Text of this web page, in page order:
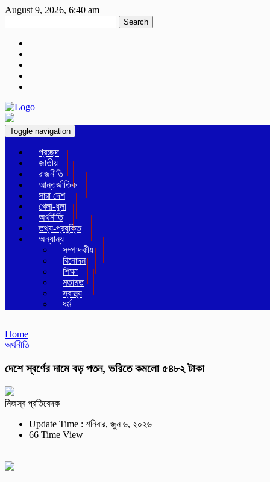
August 9, 2026, 6:40 am
Search
Toggle navigation
প্রচ্ছদ
জাতীয়
রাজনীতি
আন্তর্জাতিক
সারা দেশ
খেলা-ধুলা
অর্থনীতি
তথ্য-প্রযুক্তি
অন্যান্য
সম্পাদকীয়
বিনোদন
শিক্ষা
মতামত
স্বাস্থ্য
ধর্ম
Home
অর্থনীতি
দেশে স্বর্ণের দামে বড় পতন, ভরিতে কমলো ৫৪৮২ টাকা
নিজস্ব প্রতিবেদক
Update Time : শনিবার, জুন ৬, ২০২৬
66 Time View